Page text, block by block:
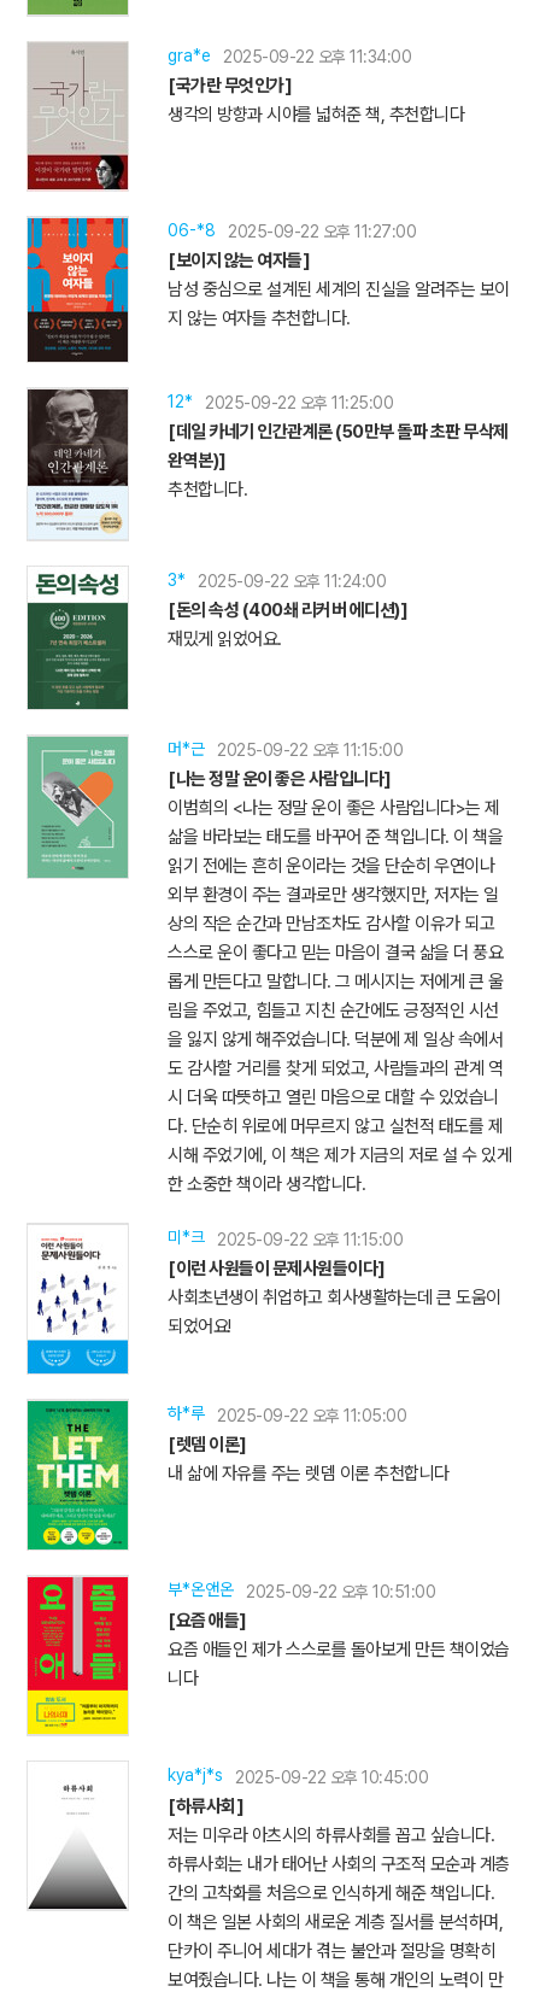
gra*e 2025-09-22 오후 11:34:00
[국가란 무엇인가]
생각의 방향과 시야를 넓혀준 책, 추천합니다
06-*8 2025-09-22 오후 11:27:00
[보이지 않는 여자들]
남성 중심으로 설계된 세계의 진실을 알려주는 보이
지 않는 여자들 추천합니다.
12* 2025-09-22 오후 11:25:00
[데일 카네기 인간관계론 (50만부 돌파 초판 무삭제
완역본)]
추천합니다.
3* 2025-09-22 오후 11:24:00
[돈의 속성 (400쇄 리커버 에디션)]
재밌게 읽었어요.
머*근 2025-09-22 오후 11:15:00
[나는 정말 운이 좋은 사람입니다]
이범희의 <나는 정말 운이 좋은 사람입니다>는 제
삶을 바라보는 태도를 바꾸어 준 책입니다. 이 책을
읽기 전에는 흔히 운이라는 것을 단순히 우연이나
외부 환경이 주는 결과로만 생각했지만, 저자는 일
상의 작은 순간과 만남조차도 감사할 이유가 되고
스스로 운이 좋다고 믿는 마음이 결국 삶을 더 풍요
롭게 만든다고 말합니다. 그 메시지는 저에게 큰 울
림을 주었고, 힘들고 지친 순간에도 긍정적인 시선
을 잃지 않게 해주었습니다. 덕분에 제 일상 속에서
도 감사할 거리를 찾게 되었고, 사람들과의 관계 역
시 더욱 따뜻하고 열린 마음으로 대할 수 있었습니
다. 단순히 위로에 머무르지 않고 실천적 태도를 제
시해 주었기에, 이 책은 제가 지금의 저로 설 수 있게
한 소중한 책이라 생각합니다.
미*크 2025-09-22 오후 11:15:00
[이런 사원들이 문제사원들이다]
사회초년생이 취업하고 회사생활하는데 큰 도움이
되었어요!
하*루 2025-09-22 오후 11:05:00
[렛뎀 이론]
내 삶에 자유를 주는 렛뎀 이론 추천합니다
부*온앤온 2025-09-22 오후 10:51:00
[요즘 애들]
요즘 애들인 제가 스스로를 돌아보게 만든 책이었습
니다
kya*j*s 2025-09-22 오후 10:45:00
[하류사회]
저는 미우라 아츠시의 하류사회를 꼽고 싶습니다.
하류사회는 내가 태어난 사회의 구조적 모순과 계층
간의 고착화를 처음으로 인식하게 해준 책입니다.
이 책은 일본 사회의 새로운 계층 질서를 분석하며,
단카이 주니어 세대가 겪는 불안과 절망을 명확히
보여줬습니다. 나는 이 책을 통해 개인의 노력이 만